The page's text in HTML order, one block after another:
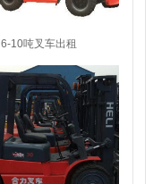
6-10吨叉车出租